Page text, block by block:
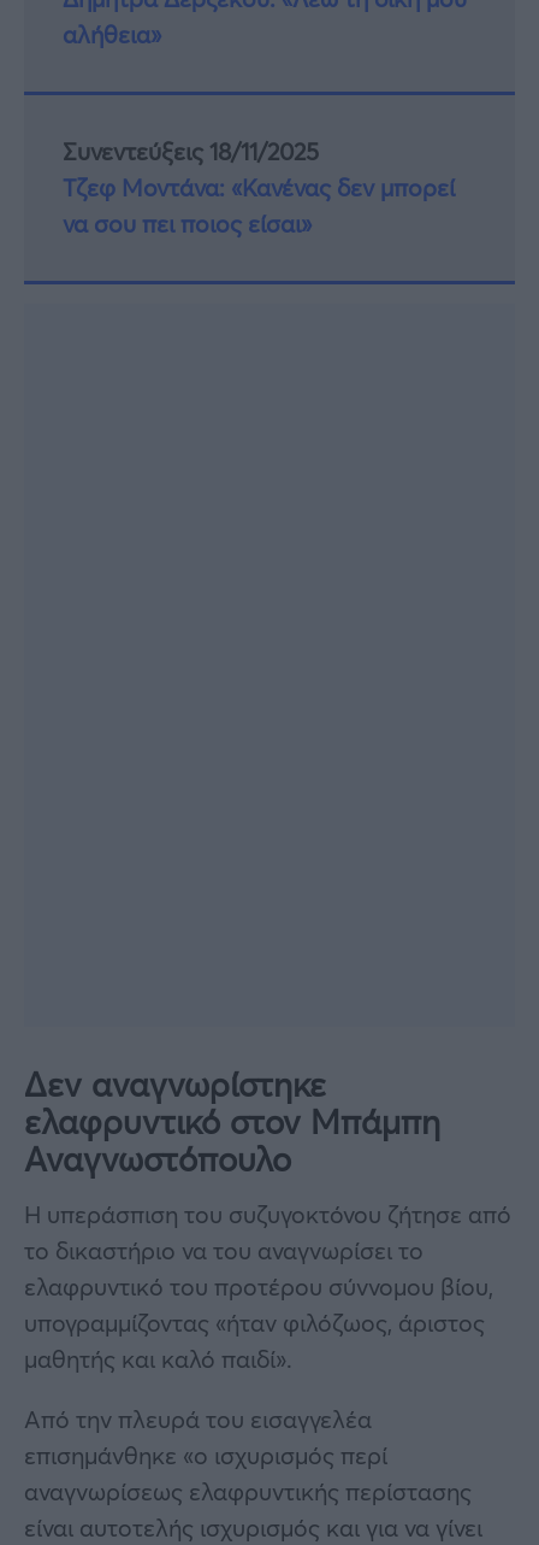
αλήθεια»
Συνεντεύξεις 18/11/2025
Τζεφ Μοντάνα: «Κανένας δεν μπορεί
να σου πει ποιος είσαι»
Δεν αναγνωρίστηκε
ελαφρυντικό στον Μπάμπη
Αναγνωστόπουλο
Η υπεράσπιση του συζυγοκτόνου ζήτησε από
το δικαστήριο να του αναγνωρίσει το
ελαφρυντικό του προτέρου σύννομου βίου,
υπογραμμίζοντας «ήταν φιλόζωος, άριστος
μαθητής και καλό παιδί».
Από την πλευρά του εισαγγελέα
επισημάνθηκε «ο ισχυρισμός περί
αναγνωρίσεως ελαφρυντικής περίστασης
είναι αυτοτελής ισχυρισμός και για να γίνει